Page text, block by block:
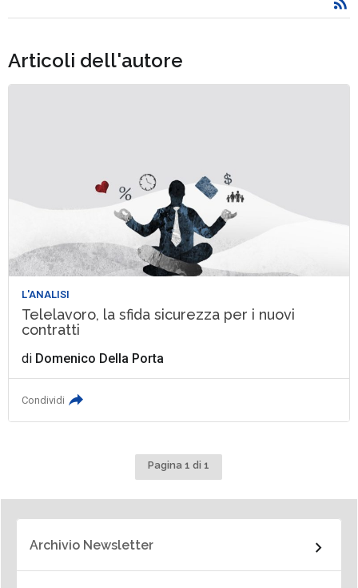
Articoli dell'autore
L'ANALISI
Telelavoro, la sfida sicurezza per i nuovi
contratti
di Domenico Della Porta
Condividi
Pagina 1 di 1
Archivio Newsletter